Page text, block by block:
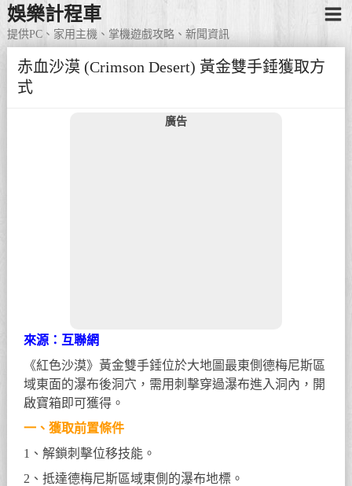
娛樂計程車
提供PC、家用主機、掌機遊戲攻略、新聞資訊
赤血沙漠 (Crimson Desert) 黃金雙手錘獲取方
式
廣告
來源：互聯網
《紅色沙漠》黃金雙手錘位於大地圖最東側德梅尼斯區
域東面的瀑布後洞穴，需用刺擊穿過瀑布進入洞內，開
啟寶箱即可獲得。
一、獲取前置條件
1、解鎖刺擊位移技能。
2、抵達德梅尼斯區域東側的瀑布地標。